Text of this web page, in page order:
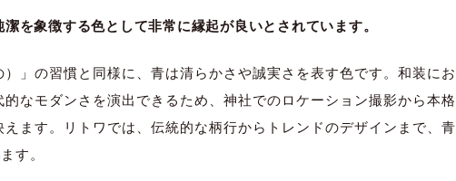
を象徴する色として非常に縁起が良いとされています。
」の習慣と同様に、青は清らかさや誠実さを表す色です。和装にお
なモダンさを演出できるため、神社でのロケーション撮影から本格
ます。リトワでは、伝統的な柄行からトレンドのデザインまで、青
す。